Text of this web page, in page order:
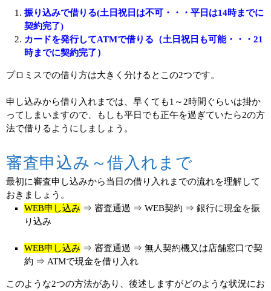
振り込みで借りる(土日祝日は不可・・・平日は14時までに
契約完了)
カードを発行してATMで借りる（土日祝日も可能・・・21
時までに契約完了）
プロミスでの借り方は大きく分けるとこの2つです。
申し込みから借り入れまでは、早くても1～2時間ぐらいは掛か
ってしまいますので、もしも平日でも正午を過ぎていたら2の方
法で借りるようにしましょう。
審査申込み～借入れまで
最初に審査申し込みから当日の借り入れまでの流れを理解して
おきましょう。
WEB申し込み ⇒ 審査通過 ⇒ WEB契約 ⇒ 銀行に現金を振
り込み
WEB申し込み ⇒ 審査通過 ⇒ 無人契約機又は店舗窓口で契
約 ⇒ ATMで現金を借り入れ
このような2つの方法があり、後述しますがどのような状況にお